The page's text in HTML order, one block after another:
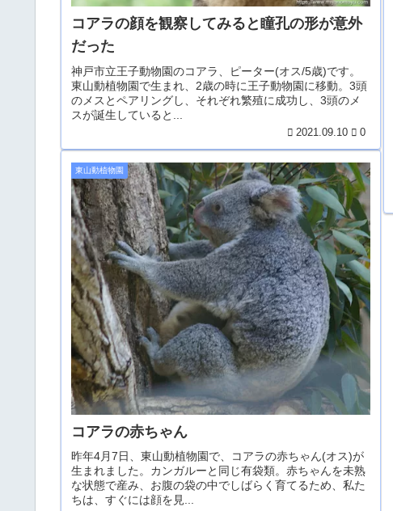
コアラの顔を観察してみると瞳孔の形が意外
だった
神戸市立王子動物園のコアラ、ピーター(オス/5歳)です。
東山動植物園で生まれ、2歳の時に王子動物園に移動。3頭
のメスとペアリングし、それぞれ繁殖に成功し、3頭のメ
スが誕生していると...
2021.09.10 0
東山動植物園
コアラの赤ちゃん
昨年4月7日、東山動植物園で、コアラの赤ちゃん(オス)が
生まれました。カンガルーと同じ有袋類。赤ちゃんを未熟
な状態で産み、お腹の袋の中でしばらく育てるため、私た
ちは、すぐには顔を見...